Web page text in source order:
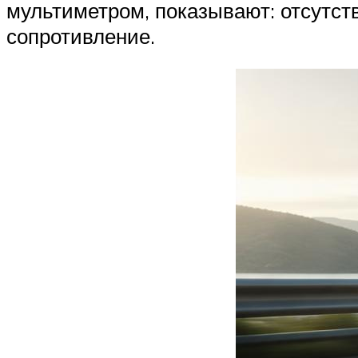
мультиметром, показывают:
сопротивление.